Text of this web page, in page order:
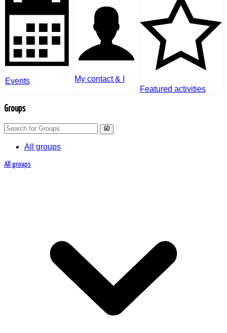
Events
My contact & I
Featured activities
Groups
GO
All groups
All groups